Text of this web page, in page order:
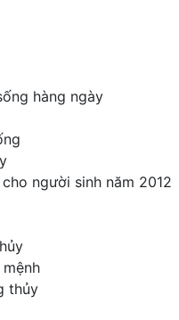
hàng ngày
người sinh năm 2012
thủy